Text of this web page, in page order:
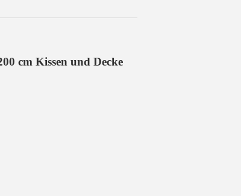
cm Kissen und Decke